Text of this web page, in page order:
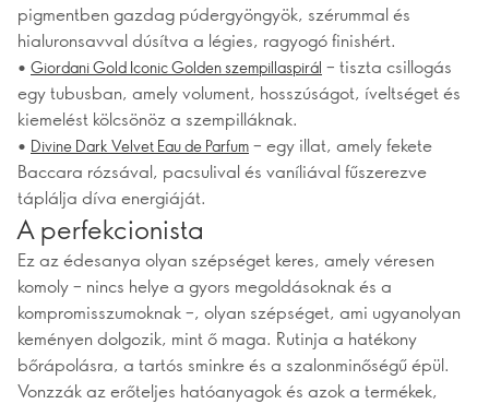
pigmentben gazdag púdergyöngyök, szérummal és
hialuronsavval dúsítva a légies, ragyogó finishért.
• Giordani Gold Iconic Golden szempillaspirál – tiszta csillogás
egy tubusban, amely volument, hosszúságot, íveltséget és
kiemelést kölcsönöz a szempilláknak.
• Divine Dark Velvet Eau de Parfum – egy illat, amely fekete
Baccara rózsával, pacsulival és vaníliával fűszerezve
táplálja díva energiáját.
A perfekcionista
Ez az édesanya olyan szépséget keres, amely véresen
komoly – nincs helye a gyors megoldásoknak és a
kompromisszumoknak –, olyan szépséget, ami ugyanolyan
keményen dolgozik, mint ő maga. Rutinja a hatékony
bőrápolásra, a tartós sminkre és a szalonminőségű épül.
Vonzzák az erőteljes hatóanyagok és azok a termékek,